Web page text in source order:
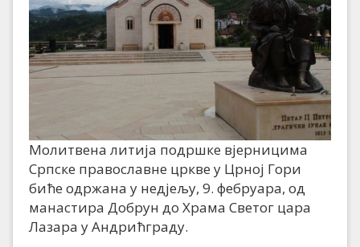
Молитвена литија подршке вјерницима
Српске православне цркве у Црној Гори
биће одржана у недјељу, 9. фебруара, од
манастира Добрун до Храма Светог цара
Лазара у Андрићграду.